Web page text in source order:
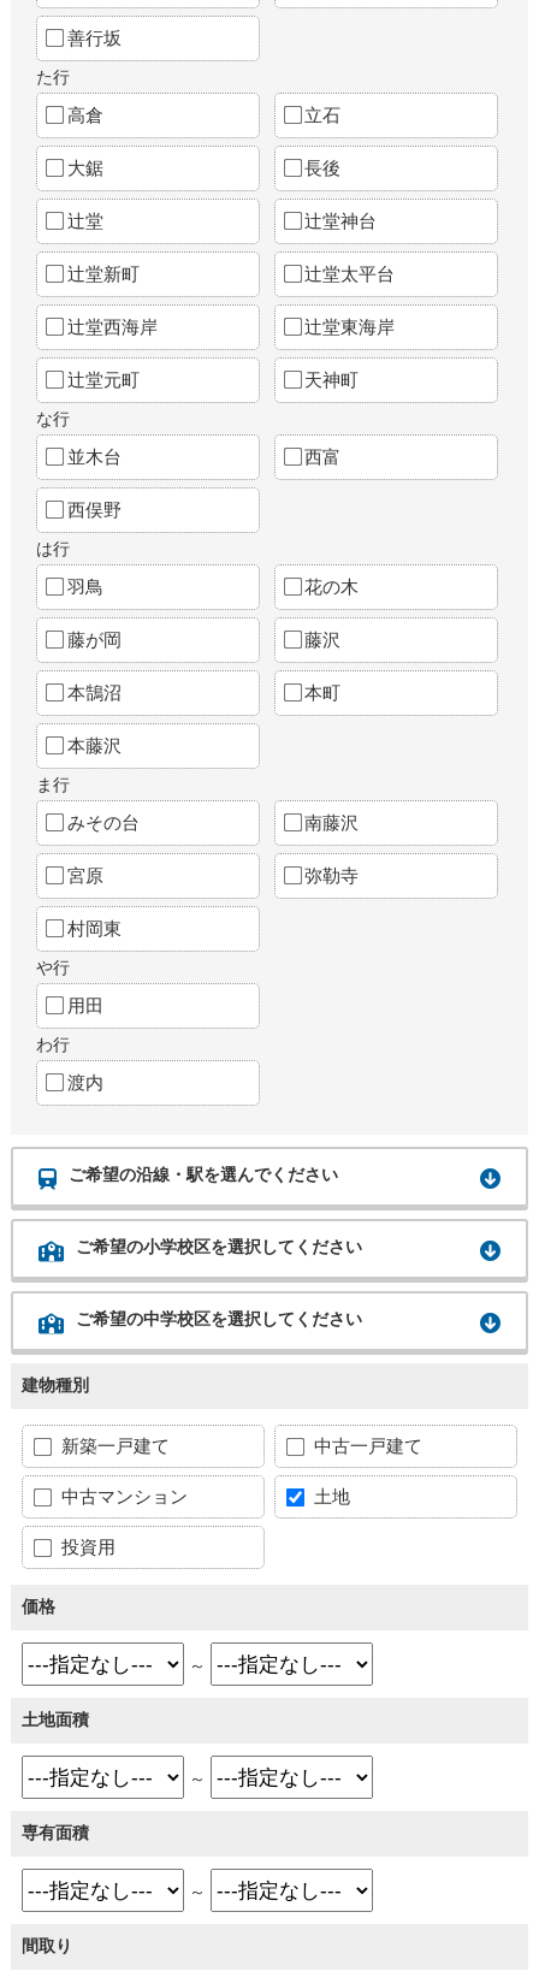
善行坂
た行
高倉 立石
大鋸 長後
辻堂 辻堂神台
辻堂新町 辻堂太平台
辻堂西海岸 辻堂東海岸
辻堂元町 天神町
な行
並木台 西富
西俣野
は行
羽鳥 花の木
藤が岡 藤沢
本鵠沼 本町
本藤沢
ま行
みその台 南藤沢
宮原 弥勒寺
村岡東
や行
用田
わ行
渡内
ご希望の沿線・駅を選んでください
ご希望の小学校区を選択してください
ご希望の中学校区を選択してください
建物種別
新築一戸建て 中古一戸建て
中古マンション 土地
投資用
価格
～
土地面積
～
専有面積
～
間取り